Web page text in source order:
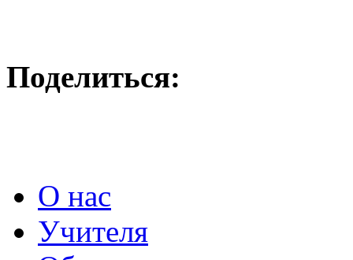
Поделиться:
О нас
Учителя